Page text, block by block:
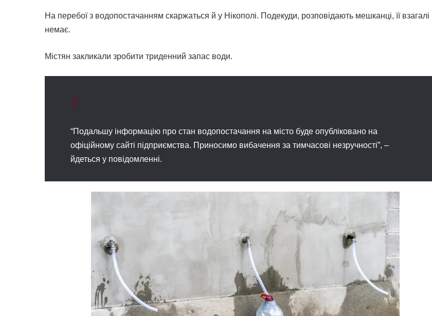
На перебої з водопостачанням скаржаться й у Нікополі. Подекуди, розповідають мешканці, її взагалі
немає.
Містян закликали зробити триденний запас води.
“Подальшу інформацію про стан водопостачання на місто буде опубліковано на
офіційному сайті підприємства. Приносимо вибачення за тимчасові незручності”, –
йдеться у повідомленні.